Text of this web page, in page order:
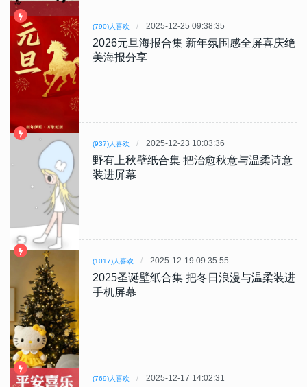
(790)人喜欢 2025-12-25 09:38:35
2026元旦海报合集 新年氛围感全屏喜庆绝
美海报分享
(937)人喜欢 2025-12-23 10:03:36
野有上秋壁纸合集 把治愈秋意与温柔诗意
装进屏幕
(1017)人喜欢 2025-12-19 09:35:55
2025圣诞壁纸合集 把冬日浪漫与温柔装进
手机屏幕
(769)人喜欢 2025-12-17 14:02:31